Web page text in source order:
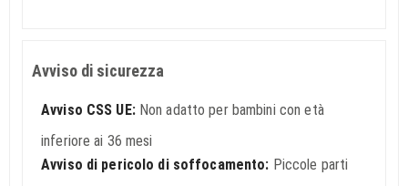
Avviso di sicurezza
Avviso CSS UE: Non adatto per bambini con età
inferiore ai 36 mesi
Avviso di pericolo di soffocamento: Piccole parti